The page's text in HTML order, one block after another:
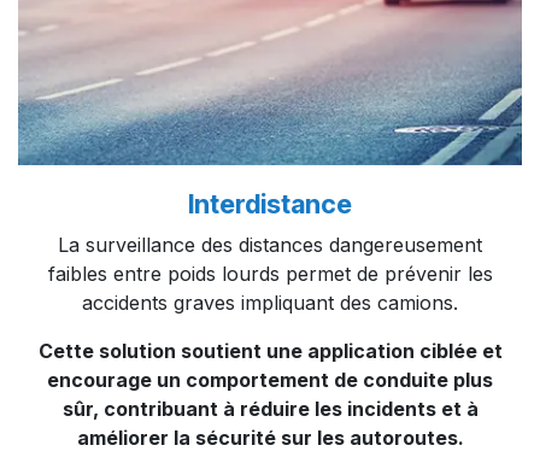
Interdistance
La surveillance des distances dangereusement
faibles entre poids lourds permet de prévenir les
accidents graves impliquant des camions.​
Cette solution soutient une application ciblée et
encourage un comportement de conduite plus
sûr, contribuant à réduire les incidents et à
améliorer la sécurité sur les autoroutes.